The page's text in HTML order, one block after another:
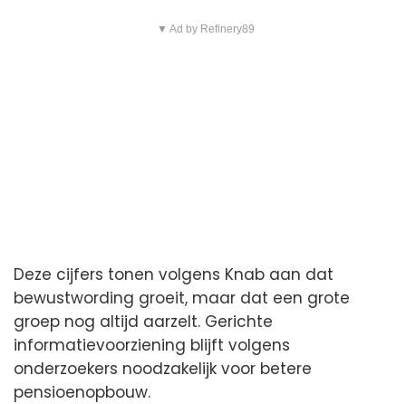
▼ Ad by Refinery89
Deze cijfers tonen volgens Knab aan dat
bewustwording groeit, maar dat een grote
groep nog altijd aarzelt. Gerichte
informatievoorziening blijft volgens
onderzoekers noodzakelijk voor betere
pensioenopbouw.